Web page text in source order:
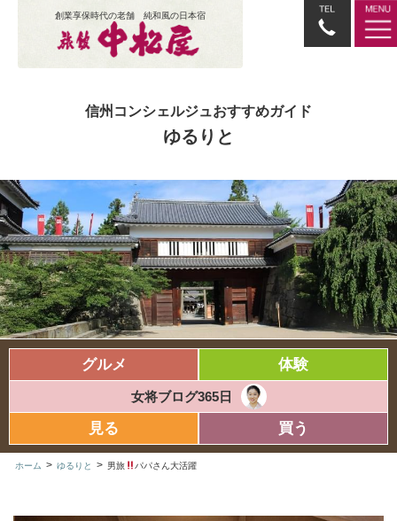
創業享保時代の老舗 純和風の日本宿
信州コンシェルジュおすすめガイド
ゆるりと
グルメ 体験
女将ブログ365日
見る 買う
ホーム > ゆるりと > 男旅 パパさん大活躍